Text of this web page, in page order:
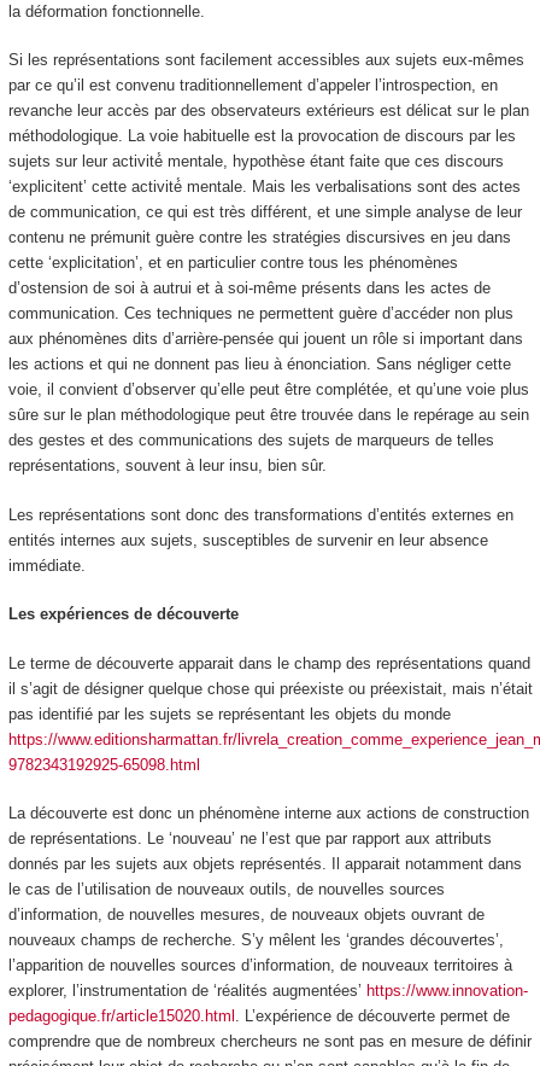
la déformation fonctionnelle.
Si les représentations sont facilement accessibles aux sujets eux-mêmes
par ce qu’il est convenu traditionnellement d’appeler l’introspection, en
revanche leur accès par des observateurs extérieurs est délicat sur le plan
méthodologique. La voie habituelle est la provocation de discours par les
sujets sur leur activité́ mentale, hypothèse étant faite que ces discours
‘explicitent’ cette activité́ mentale. Mais les verbalisations sont des actes
de communication, ce qui est très différent, et une simple analyse de leur
contenu ne prémunit guère contre les stratégies discursives en jeu dans
cette ‘explicitation’, et en particulier contre tous les phénomènes
d’ostension de soi à autrui et à soi-même présents dans les actes de
communication. Ces techniques ne permettent guère d’accéder non plus
aux phénomènes dits d’arrière-pensée qui jouent un rôle si important dans
les actions et qui ne donnent pas lieu à énonciation. Sans négliger cette
voie, il convient d’observer qu’elle peut être complétée, et qu’une voie plus
sûre sur le plan méthodologique peut être trouvée dans le repérage au sein
des gestes et des communications des sujets de marqueurs de telles
représentations, souvent à leur insu, bien sûr.
Les représentations sont donc des transformations d’entités externes en
entités internes aux sujets, susceptibles de survenir en leur absence
immédiate.
Les expériences de découverte
Le terme de découverte apparait dans le champ des représentations quand
il s’agit de désigner quelque chose qui préexiste ou préexistait, mais n’était
pas identifié par les sujets se représentant les objets du monde
https://www.editionsharmattan.fr/
9782343192925-65098.html
La découverte est donc un phénomène interne aux actions de construction
de représentations. Le ‘nouveau’ ne l’est que par rapport aux attributs
donnés par les sujets aux objets représentés. Il apparait notamment dans
le cas de l’utilisation de nouveaux outils, de nouvelles sources
d’information, de nouvelles mesures, de nouveaux objets ouvrant de
nouveaux champs de recherche. S’y mêlent les ‘grandes découvertes’,
l’apparition de nouvelles sources d’information, de nouveaux territoires à
explorer, l’instrumentation de ‘réalités augmentées’ https://www.innovation-
pedagogique.fr/article15020.html . L’expérience de découverte permet de
comprendre que de nombreux chercheurs ne sont pas en mesure de définir